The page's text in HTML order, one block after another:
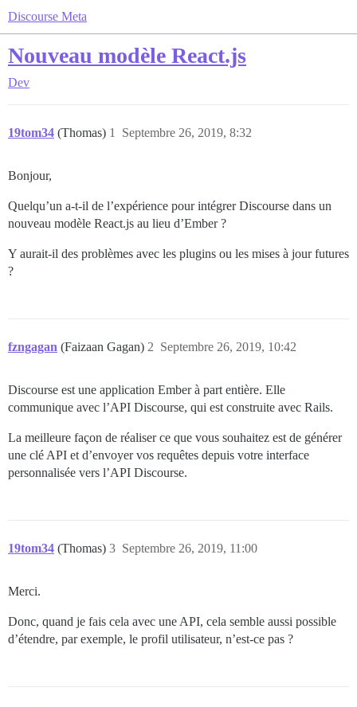
Discourse Meta
Nouveau modèle React.js
Dev
19tom34 (Thomas) Septembre 26, 2019, 8:32
1
Bonjour,
Quelqu’un a-t-il de l’expérience pour intégrer Discourse dans un
nouveau modèle React.js au lieu d’Ember ?
Y aurait-il des problèmes avec les plugins ou les mises à jour futures
?
fzngagan (Faizaan Gagan) Septembre 26, 2019, 10:42
2
Discourse est une application Ember à part entière. Elle
communique avec l’API Discourse, qui est construite avec Rails.
La meilleure façon de réaliser ce que vous souhaitez est de générer
une clé API et d’envoyer vos requêtes depuis votre interface
personnalisée vers l’API Discourse.
19tom34 (Thomas) Septembre 26, 2019, 11:00
3
Merci.
Donc, quand je fais cela avec une API, cela semble aussi possible
d’étendre, par exemple, le profil utilisateur, n’est-ce pas ?